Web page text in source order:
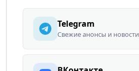
Telegram
Свежие анонсы и новости